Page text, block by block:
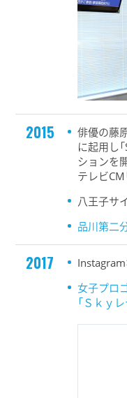
2015
俳優の藤
に起用し
ションを
テレビCM
八王子サ
品川第二
2017
Instagram
女子プロ
「Ｓｋｙ